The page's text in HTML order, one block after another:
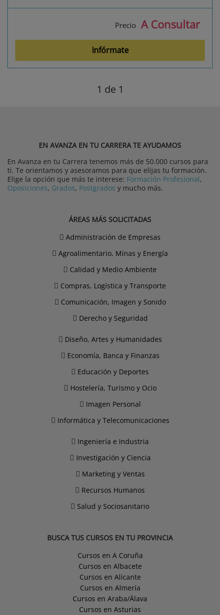
Precio A Consultar
Infórmate
1 de 1
EN AVANZA EN TU CARRERA TE AYUDAMOS
En Avanza en tu Carrera tenemos más de 50.000 cursos para
ti. Te orientamos y asesoramos para que elijas tu formación.
Elige la opción que más te interese: Formación Profesional,
Oposiciones, Grados, Postgrados y mucho más.
ÁREAS MÁS SOLICITADAS
Administración de Empresas
Agroalimentario, Minas y Energía
Calidad y Medio Ambiente
Compras, Logística y Transporte
Comunicación, Imagen y Sonido
Derecho y Seguridad
Diseño, Artes y Humanidades
Economía, Banca y Finanzas
Educación y Deportes
Hostelería, Turismo y Ocio
Imagen Personal
Informática y Telecomunicaciones
Ingeniería e Industria
Investigación y Ciencia
Marketing y Ventas
Recursos Humanos
Salud y Sociosanitario
BUSCA TUS CURSOS EN TU PROVINCIA
Cursos en A Coruña
Cursos en Albacete
Cursos en Alicante
Cursos en Almería
Cursos en Araba/Álava
Cursos en Asturias